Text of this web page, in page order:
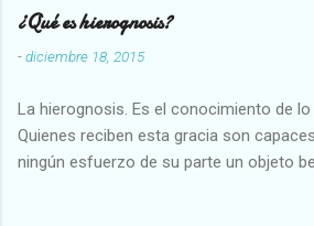
Intelectuales Conocimiento-Error
Evidente-Probable,etc b) Morales
malvado Justo-Injusto Escrupuloso-
Armonioso-Inarmonioso 4 RELIGIOSOS
¿Qué es hierognosis?
-diciembre 18, 2015
La hierognosis. Es el conocimiento de
Quienes reciben esta gracia son
ningún esfuerzo de su parte un objeto